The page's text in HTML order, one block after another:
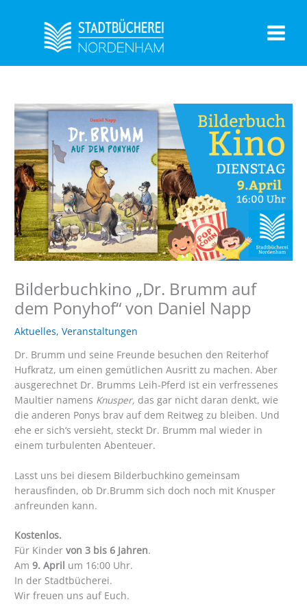
Bilderbuchkino „Dr. Brumm auf
dem Ponyhof“ von Daniel Napp
Aktuelles,Veranstaltungen
Dr. Brumm und seine Freunde besuchen den Reiterhof
Hufkratz, um einen gemütlichen Ausritt zu machen. Aber
ausgerechnet Dr. Brumms Leih-Pferd ist ein verfressenes
Maultier namens Knusper, das gar nicht daran denkt, wie
die anderen Ponys brav auf dem Reitweg zu bleiben. Und
ehe er sich‘s versieht, steckt Dr. Brumm mal wieder in
einem turbulenten Abenteuer.
Lasst uns bei diesem Bilderbuchkino gemeinsam
herausfinden, ob Dr.Brumm sich doch noch mit Knusper
anfreunden kann.
Kostenlos.
Für Kindervon 3 bis 6 Jahren.
Am9. April um 16:00 Uhr.
In der Stadtbücherei.
Wir freuen uns auf Euch.